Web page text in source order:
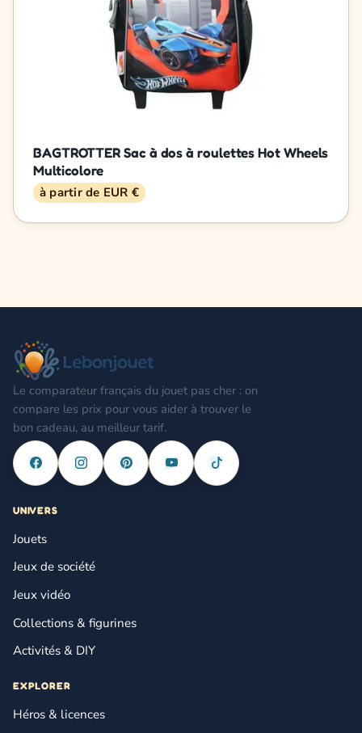
BAGTROTTER Sac à dos à roulettes Hot Wheels
Multicolore
à partir de EUR €
Le comparateur français du jouet pas cher : on
compare les prix pour vous aider à trouver le
bon cadeau, au meilleur tarif.
UNIVERS
Jouets
Jeux de société
Jeux vidéo
Collections & figurines
Activités & DIY
EXPLORER
Héros & licences